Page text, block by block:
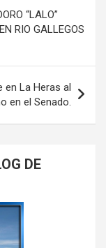
“LALO”
RIO GALLEGOS
en La Heras al
en el Senado.
DE